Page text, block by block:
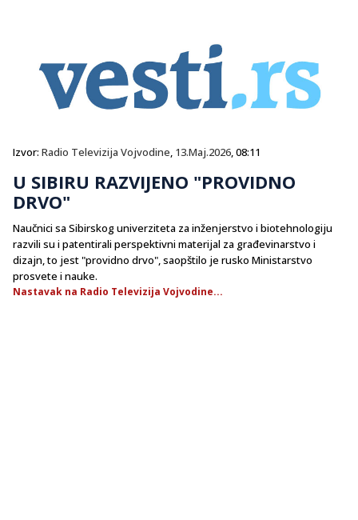
Izvor: Radio Televizija Vojvodine, 13.Maj.2026, 08:11
U SIBIRU RAZVIJENO "PROVIDNO
DRVO"
Naučnici sa Sibirskog univerziteta za inženjerstvo i biotehnologiju
razvili su i patentirali perspektivni materijal za građevinarstvo i
dizajn, to jest "providno drvo", saopštilo je rusko Ministarstvo
prosvete i nauke.
Nastavak na Radio Televizija Vojvodine...